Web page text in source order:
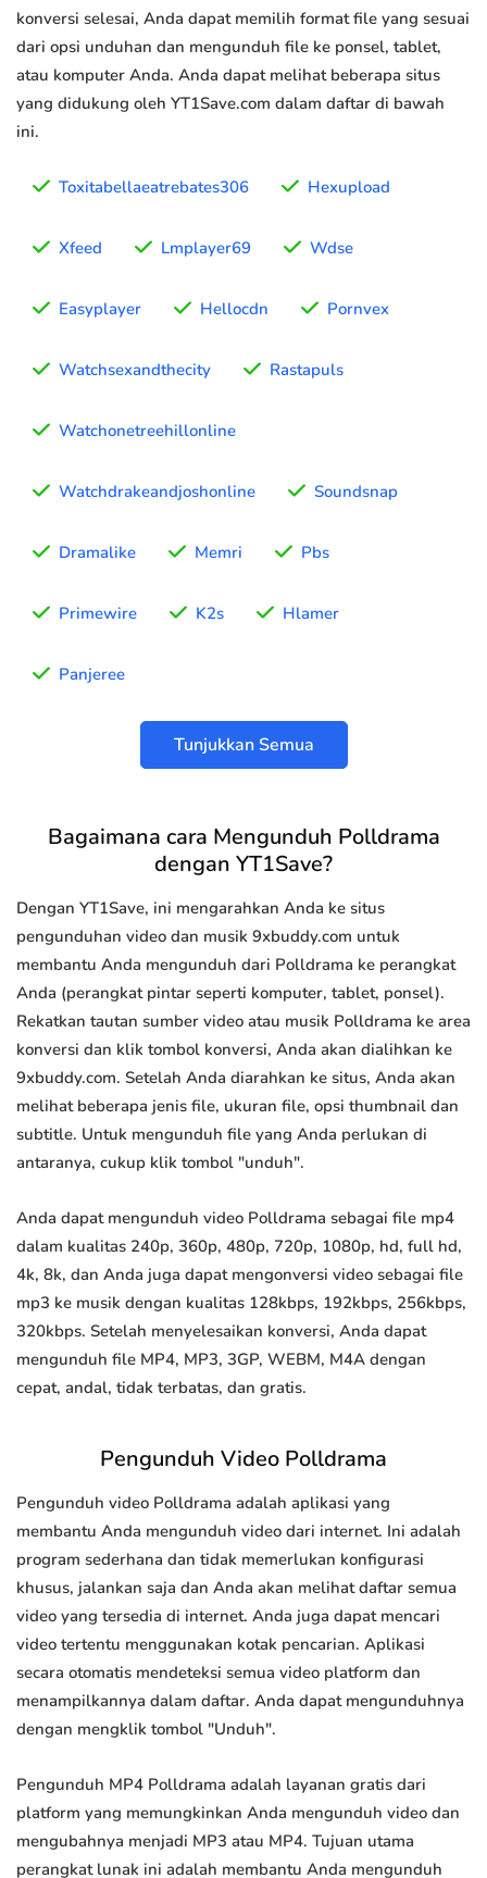
konversi selesai, Anda dapat memilih format file yang sesuai
dari opsi unduhan dan mengunduh file ke ponsel, tablet,
atau komputer Anda. Anda dapat melihat beberapa situs
yang didukung oleh YT1Save.com dalam daftar di bawah
ini.
Toxitabellaeatrebates306 Hexupload
Xfeed Lmplayer69 Wdse
Easyplayer Hellocdn Pornvex
Watchsexandthecity Rastapuls
Watchonetreehillonline
Watchdrakeandjoshonline Soundsnap
Dramalike Memri Pbs
Primewire K2s Hlamer
Panjeree
Tunjukkan Semua
Bagaimana cara Mengunduh Polldrama
dengan YT1Save?
Dengan YT1Save, ini mengarahkan Anda ke situs
pengunduhan video dan musik 9xbuddy.com untuk
membantu Anda mengunduh dari Polldrama ke perangkat
Anda (perangkat pintar seperti komputer, tablet, ponsel).
Rekatkan tautan sumber video atau musik Polldrama ke area
konversi dan klik tombol konversi, Anda akan dialihkan ke
9xbuddy.com. Setelah Anda diarahkan ke situs, Anda akan
melihat beberapa jenis file, ukuran file, opsi thumbnail dan
subtitle. Untuk mengunduh file yang Anda perlukan di
antaranya, cukup klik tombol "unduh".
Anda dapat mengunduh video Polldrama sebagai file mp4
dalam kualitas 240p, 360p, 480p, 720p, 1080p, hd, full hd,
4k, 8k, dan Anda juga dapat mengonversi video sebagai file
mp3 ke musik dengan kualitas 128kbps, 192kbps, 256kbps,
320kbps. Setelah menyelesaikan konversi, Anda dapat
mengunduh file MP4, MP3, 3GP, WEBM, M4A dengan
cepat, andal, tidak terbatas, dan gratis.
Pengunduh Video Polldrama
Pengunduh video Polldrama adalah aplikasi yang
membantu Anda mengunduh video dari internet. Ini adalah
program sederhana dan tidak memerlukan konfigurasi
khusus, jalankan saja dan Anda akan melihat daftar semua
video yang tersedia di internet. Anda juga dapat mencari
video tertentu menggunakan kotak pencarian. Aplikasi
secara otomatis mendeteksi semua video platform dan
menampilkannya dalam daftar. Anda dapat mengunduhnya
dengan mengklik tombol "Unduh".
Pengunduh MP4 Polldrama adalah layanan gratis dari
platform yang memungkinkan Anda mengunduh video dan
mengubahnya menjadi MP3 atau MP4. Tujuan utama
perangkat lunak ini adalah membantu Anda mengunduh